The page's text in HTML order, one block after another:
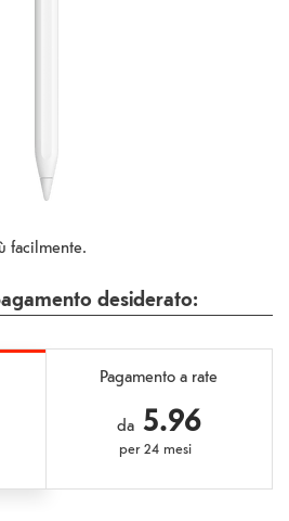
facilmente.
desiderato:
Pagamento a rate
da5.96
per24 mesi